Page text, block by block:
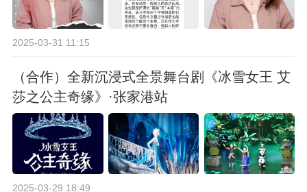
2025-03-31 11:15
（合作）全新沉浸式全景舞台剧《冰雪女王 艾
莎之公主奇缘》·张家港站
2025-03-29 18:49